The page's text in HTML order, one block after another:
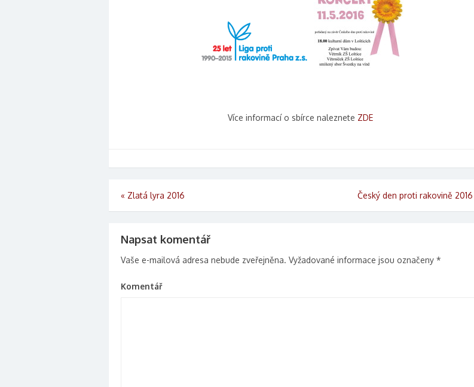
Více informací o sbírce naleznete ZDE
Navigace pro příspěvek
« Zlatá lyra 2016 Český den proti rakovině 2016
Napsat komentář
Vaše e-mailová adresa nebude zveřejněna. Vyžadované informace jsou označeny *
Komentář